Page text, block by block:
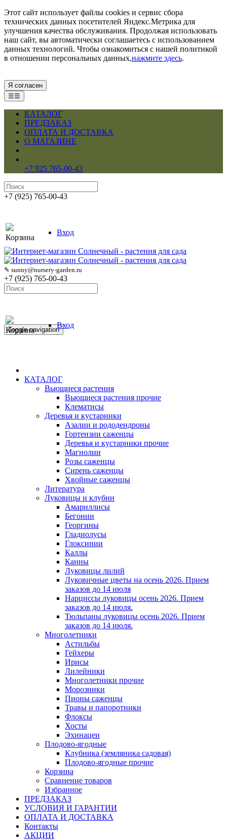
Этот сайт использует файлы cookies и сервис сбора
технических данных посетителей Яндекс.Метрика для
улучшения качества обслуживания. Продолжая использовать
наш сайт, вы автоматически соглашаетесь с использованием
данных технологий. Чтобы ознакомиться с нашей политикой
в отношении персональных данных,нажмите здесь.
Я согласен
☰☰
КАТАЛОГ
ПРЕДЗАКАЗ
ОПЛАТА И ДОСТАВКА
О МАГАЗИНЕ
+7 925 765-00-43
+7 (925) 765-00-43
Корзина
Вход
✎ sunny@nursery-garden.ru
+7 (925) 765-00-43
Корзина
Вход
Toggle navigation
КАТАЛОГ
Вьющиеся растения
Вьющиеся растения прочие
Клематисы
Деревья и кустарники
Азалии и рододендроны
Гортензии саженцы
Деревья и кустарники прочие
Магнолии
Розы саженцы
Сирень саженцы
Хвойные саженцы
Литература
Луковицы и клубни
Амариллисы
Бегонии
Георгины
Гладиолусы
Глоксинии
Каллы
Канны
Луковицы лилий
Луковичные цветы на осень 2026. Прием
заказов до 14 июля
Нарциссы луковицы осень 2026. Прием
заказов до 14 июля.
Тюльпаны луковицы осень 2026. Прием
заказов до 14 июля.
Многолетники
Астильбы
Гейхеры
Ирисы
Лилейники
Многолетники прочие
Морозники
Пионы саженцы
Травы и папоротники
Флоксы
Хосты
Эхинацеи
Плодово-ягодные
Клубника (земляника садовая)
Плодово-ягодные прочие
Корзина
Сравнение товаров
Избранное
ПРЕДЗАКАЗ
УСЛОВИЯ И ГАРАНТИИ
ОПЛАТА И ДОСТАВКА
Контакты
АКЦИИ